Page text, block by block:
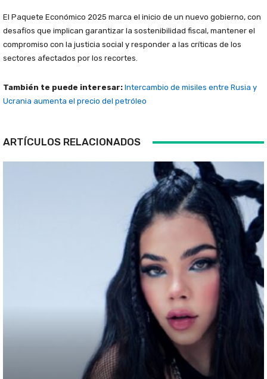
El Paquete Económico 2025 marca el inicio de un nuevo gobierno, con
desafíos que implican garantizar la sostenibilidad fiscal, mantener el
compromiso con la justicia social y responder a las críticas de los
sectores afectados por los recortes.
También te puede interesar: Intercambio de misiles entre Rusia y
Ucrania aumenta el precio del petróleo
ARTÍCULOS RELACIONADOS